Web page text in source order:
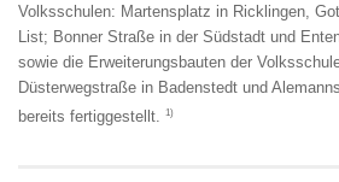
Volksschulen: Martensplatz in Ricklingen,
List; Bonner Straße in der Südstadt und
sowie die Erweiterungsbauten der
Düsterwegstraße in Badenstedt und
bereits fertiggestellt. 1)